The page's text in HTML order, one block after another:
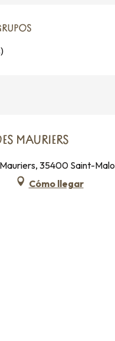
MAURIERS
35400 Saint-Malo
Cómo llegar